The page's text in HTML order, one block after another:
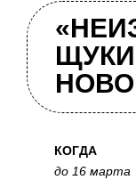
КОГДА
до 16 марта